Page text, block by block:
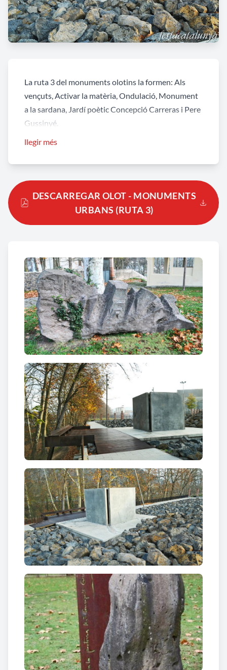
La ruta 3 del monuments olotins la formen: Als
vençuts, Activar la matèria, Ondulació, Monument
a la sardana, Jardí poètic Concepció Carreras i Pere
Gussinyé.
llegir més
DESCARREGAR OLOT - MONUMENTS
URBANS (RUTA 3)